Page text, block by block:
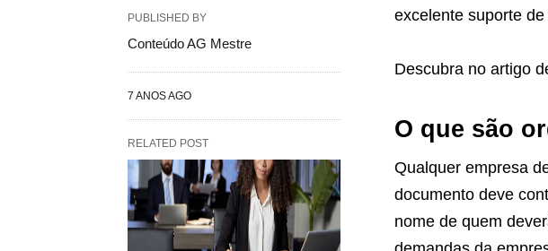
excelente suporte
Descubra no artigo
O que são
Qualquer empresa
documento deve
nome de quem
PUBLISHED BY
Conteúdo AG Mestre
7 ANOS AGO
RELATED POST